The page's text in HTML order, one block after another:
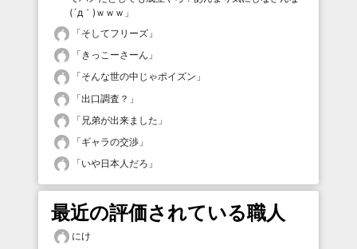
(´д｀)ｗｗｗ 」
「そしてフリーズ 」
「 きっこーさーん 」
「そんな世の中じゃポイズン 」
「出口調査？ 」
「 兄弟が出来ました 」
「ギャラの交渉 」
「いや日本人だろ 」
最近の評価されている職人
にけ